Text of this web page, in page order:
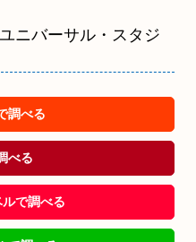
ニバーサル・スタジ
調べる
べる
で調べる